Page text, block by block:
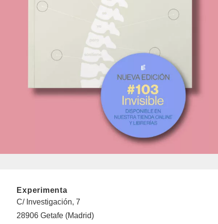
Experimenta
C/ Investigación, 7
28906 Getafe (Madrid)